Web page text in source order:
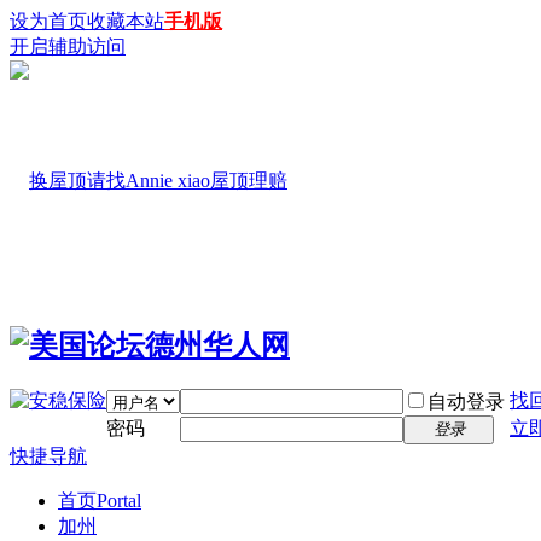
设为首页收藏本站手机版
开启辅助访问
自动登录 找
密码
登录
立
快捷导航
首页Portal
加州